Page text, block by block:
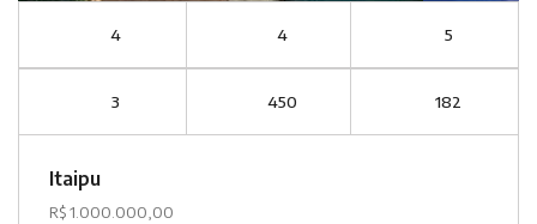
4 4 5
3 450 182
Itaipu
R$ 1.000.000,00